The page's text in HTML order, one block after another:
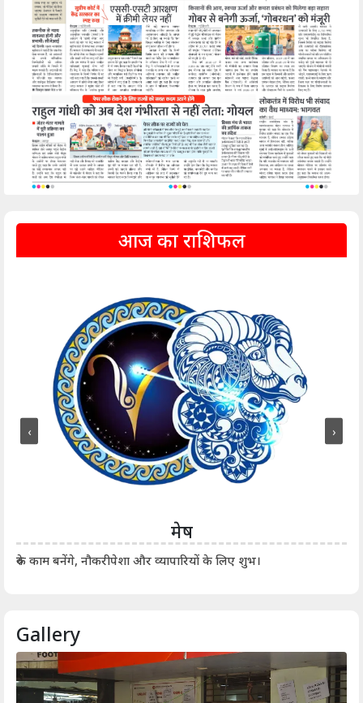
आज का राशिफल
मेष
रुके काम बनेंगे, नौकरीपेशा और व्यापारियों के लिए शुभ।
‹ ›
Gallery